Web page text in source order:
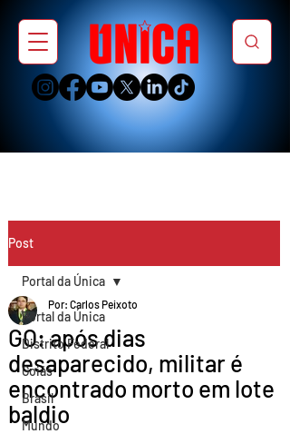
Post
Portal da Única
Distrito Federal
Goiás
Brasil
Mundo
Portal da Única
GO: após dias
desaparecido, militar é
encontrado morto em lote
baldio
Por: Carlos Peixoto